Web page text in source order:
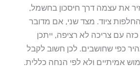
את עצמה דרך חיסכון בחשמל,
ציוד. מצד שני, אם מדובר
עם צריכה לא רציפה, ייתכן
כפי שחושבים. לכן חשוב לקבל
אמיתיים ולא לפי הנחה כללית.